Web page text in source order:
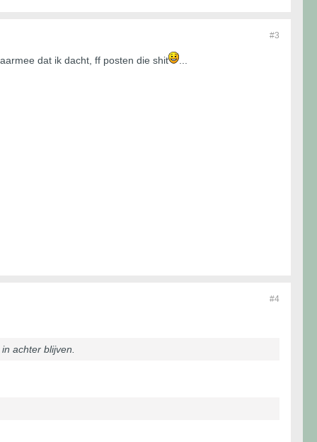
#3
dat ik dacht, ff posten die shit
#4
achter blijven.